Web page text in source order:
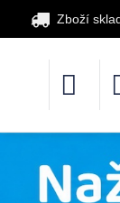
Zboží